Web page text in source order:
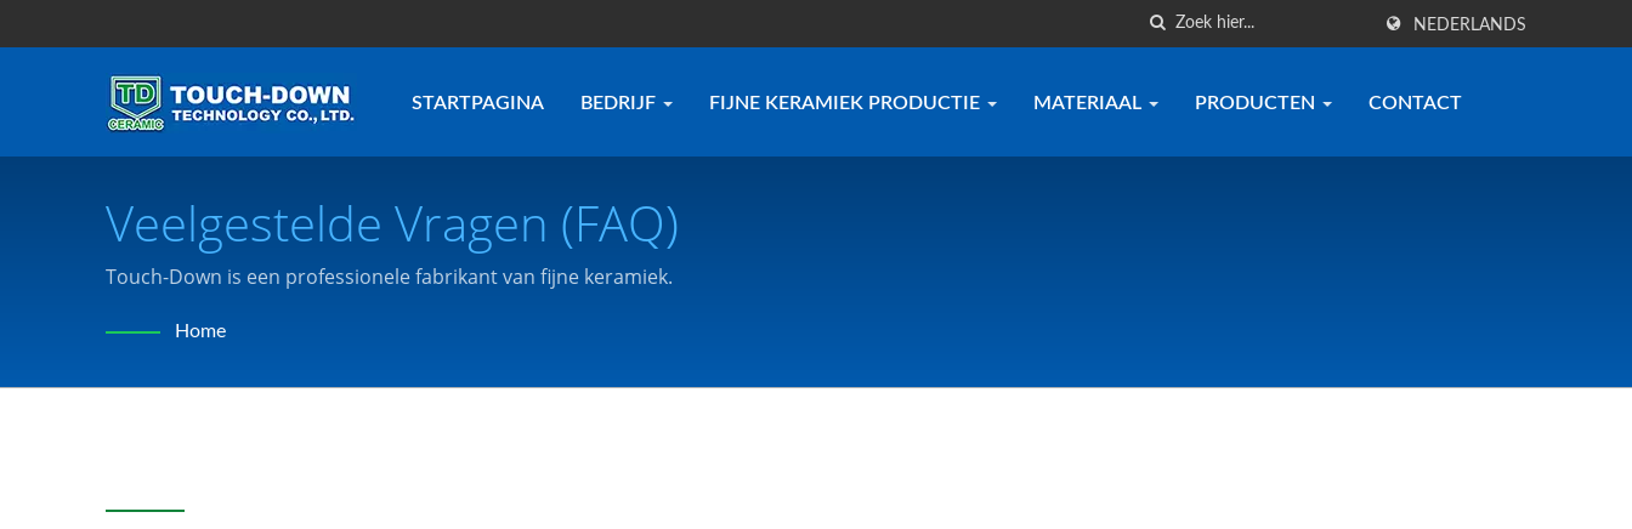
NEDERLANDS
STARTPAGINA BEDRIJF FIJNE KERAMIEK PRODUCTIE MATERIAAL PRODUCTEN CONTACT
Veelgestelde Vragen (FAQ)
Touch-Down is een professionele fabrikant van fijne keramiek.
Home